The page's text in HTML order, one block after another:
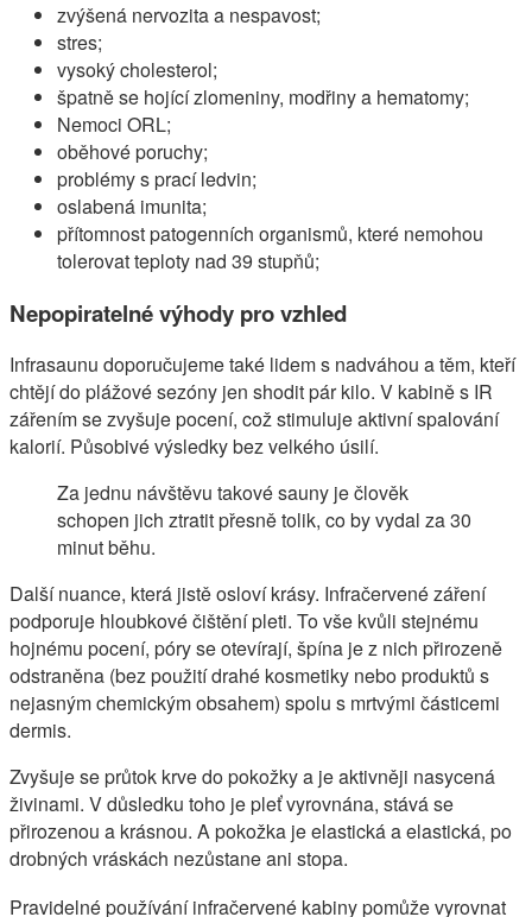
zvýšená nervozita a nespavost;
stres;
vysoký cholesterol;
špatně se hojící zlomeniny, modřiny a hematomy;
Nemoci ORL;
oběhové poruchy;
problémy s prací ledvin;
oslabená imunita;
přítomnost patogenních organismů, které nemohou
tolerovat teploty nad 39 stupňů;
Nepopiratelné výhody pro vzhled
Infrasaunu doporučujeme také lidem s nadváhou a těm, kteří
chtějí do plážové sezóny jen shodit pár kilo. V kabině s IR
zářením se zvyšuje pocení, což stimuluje aktivní spalování
kalorií. Působivé výsledky bez velkého úsilí.
Za jednu návštěvu takové sauny je člověk
schopen jich ztratit přesně tolik, co by vydal za 30
minut běhu.
Další nuance, která jistě osloví krásy. Infračervené záření
podporuje hloubkové čištění pleti. To vše kvůli stejnému
hojnému pocení, póry se otevírají, špína je z nich přirozeně
odstraněna (bez použití drahé kosmetiky nebo produktů s
nejasným chemickým obsahem) spolu s mrtvými částicemi
dermis.
Zvyšuje se průtok krve do pokožky a je aktivněji nasycená
živinami. V důsledku toho je pleť vyrovnána, stává se
přirozenou a krásnou. A pokožka je elastická a elastická, po
drobných vráskách nezůstane ani stopa.
Pravidelné používání infračervené kabiny pomůže vyrovnat